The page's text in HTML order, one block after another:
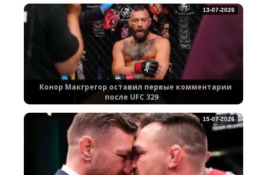
Конор Макгрегор оставил первые комментарии
после UFC 329
13-07-2026
15-07-2026